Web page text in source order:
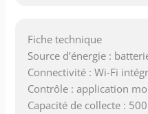
Fiche technique
Source d’énergie :
Connectivité : Wi-Fi
Contrôle : application
Capacité de collecte :